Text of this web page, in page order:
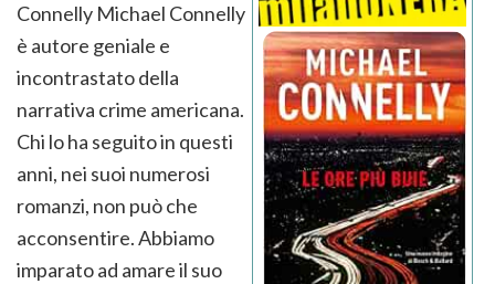
Connelly Michael Connelly
è autore geniale e
incontrastato della
narrativa crime americana.
Chi lo ha seguito in questi
anni, nei suoi numerosi
romanzi, non può che
acconsentire. Abbiamo
imparato ad amare il suo